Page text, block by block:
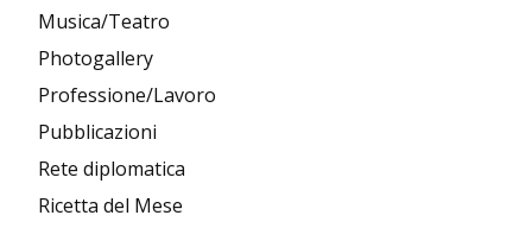
Musica/Teatro
Photogallery
Professione/Lavoro
Pubblicazioni
Rete diplomatica
Ricetta del Mese